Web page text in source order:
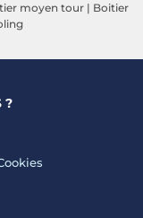
moyen tour | Boitier
?